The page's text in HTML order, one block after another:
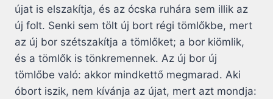
újat is elszakítja, és az ócska ruhára sem illik az
új folt. Senki sem tölt új bort régi tömlőkbe, mert
az új bor szétszakítja a tömlőket; a bor kiömlik,
és a tömlők is tönkremennek. Az új bor új
tömlőbe való: akkor mindkettő megmarad. Aki
óbort iszik, nem kívánja az újat, mert azt mondja: